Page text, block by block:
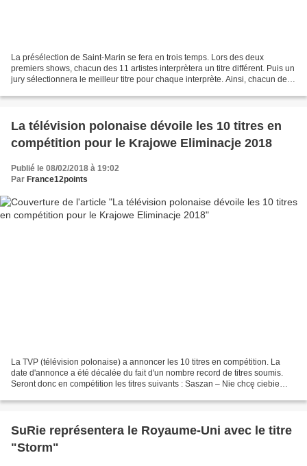
La présélection de Saint-Marin se fera en trois temps. Lors des deux
premiers shows, chacun des 11 artistes interprètera un titre différent. Puis un
jury sélectionnera le meilleur titre pour chaque interprète. Ainsi, chacun des
La télévision polonaise dévoile les 10 titres en
compétition pour le Krajowe Eliminacje 2018
Publié le 08/02/2018 à 19:02
Par France12points
La TVP (télévision polonaise) a annoncer les 10 titres en compétition. La
date d'annonce a été décalée du fait d'un nombre record de titres soumis.
Seront donc en compétition les titres suivants : Saszan – Nie chcę ciebie
SuRie représentera le Royaume-Uni avec le titre
"Storm"